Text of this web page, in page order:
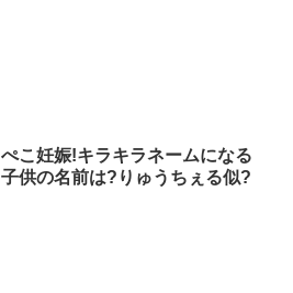
ぺこ妊娠!キラキラネームになる
子供の名前は?りゅうちぇる似?